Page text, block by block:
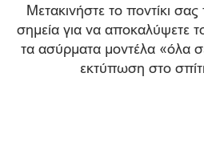
Μετακινήστε το ποντίκι
σημεία για να αποκαλύψετε
τα ασύρματα μοντέλα «όλα
εκτύπωση στο